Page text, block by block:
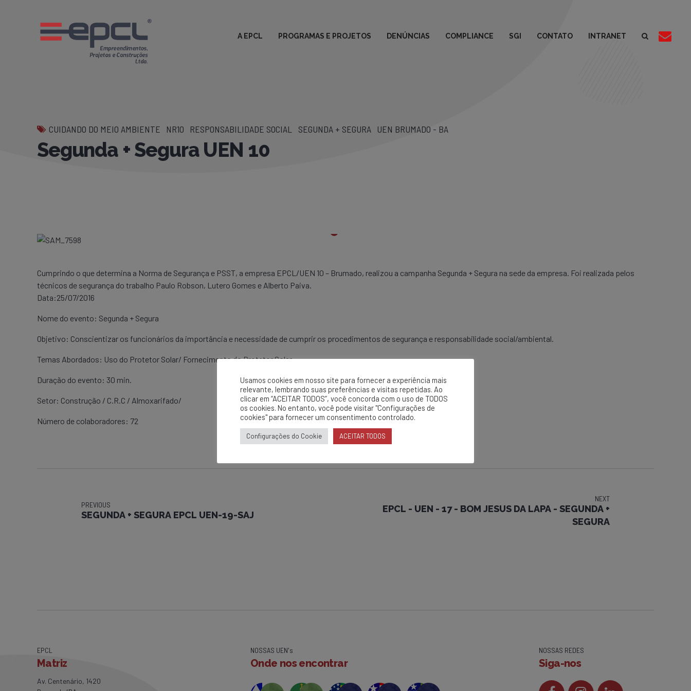
A EPCL PROGRAMAS E PROJETOS DENÚNCIAS COMPLIANCE SGI CONTATO INTRANET
CUIDANDO DO MEIO AMBIENTE NR10 RESPONSABILIDADE SOCIAL SEGUNDA + SEGURA UEN BRUMADO - BA
Segunda + Segura UEN 10
Cumprindo o que determina a Norma de Segurança e PSST, a empresa EPCL/UEN 10 – Brumado, realizou a campanha Segunda + Segura na sede da empresa. Foi realizada pelos
técnicos de segurança do trabalho Paulo Robson, Lutero Gomes e Alberto Paiva.
Data:25/07/2016
Nome do evento: Segunda + Segura
Objetivo: Conscientizar os funcionários da importância e necessidade de cumprir os procedimentos de segurança e responsabilidade social/ambiental.
Temas Abordados: Uso do Protetor Solar/ Fornecimento do Protetor Solar
Duração do evento: 30 min.
Setor: Construção / C.R.C / Almoxarifado/
Número de colaboradores: 72
PREVIOUS
SEGUNDA + SEGURA EPCL UEN-19-SAJ
NEXT
EPCL - UEN - 17 - BOM JESUS DA LAPA - SEGUNDA +
SEGURA
EPCL
Matriz
Av. Centenário, 1420
NOSSAS UEN's
Onde nos encontrar
NOSSAS REDES
Siga-nos
Usamos cookies em nosso site para fornecer a experiência mais
relevante, lembrando suas preferências e visitas repetidas. Ao
clicar em “ACEITAR TODOS”, você concorda com o uso de TODOS
os cookies. No entanto, você pode visitar "Configurações de
cookies" para fornecer um consentimento controlado.
Configurações do Cookie ACEITAR TODOS